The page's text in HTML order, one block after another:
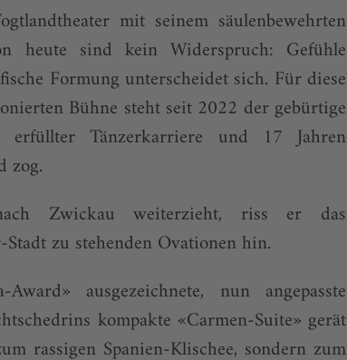
mit seinem säulenbewehrten
heute sind kein Widerspruch: Gefühle
Formung unterscheidet sich. Für diese
Bühne steht seit 2022 der gebürtige
Tänzerkarriere und 17 Jahren
zog.
Zwickau weiterzieht, riss er das
zu stehenden Ovationen hin.
ausgezeichnete, nun angepasste
kompakte «Carmen-Suite» gerät
rassigen Spanien-Klischee, sondern zum